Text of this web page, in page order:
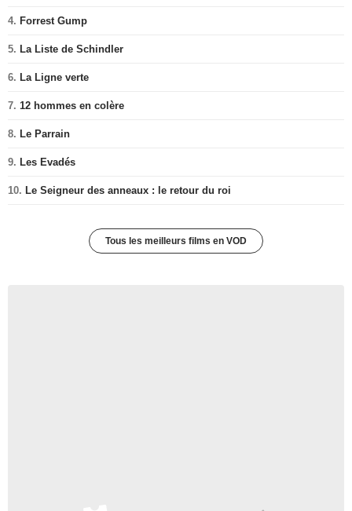
4. Forrest Gump
5. La Liste de Schindler
6. La Ligne verte
7. 12 hommes en colère
8. Le Parrain
9. Les Evadés
10. Le Seigneur des anneaux : le retour du roi
Tous les meilleurs films en VOD